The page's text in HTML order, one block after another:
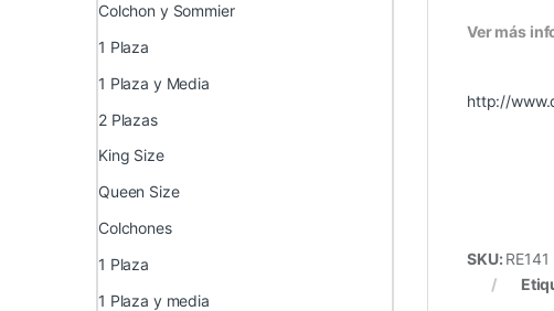
Ver más
http://
SKU: RE141
Colchon y Sommier
1 Plaza
1 Plaza y Media
2 Plazas
King Size
Queen Size
Colchones
1 Plaza
1 Plaza y media